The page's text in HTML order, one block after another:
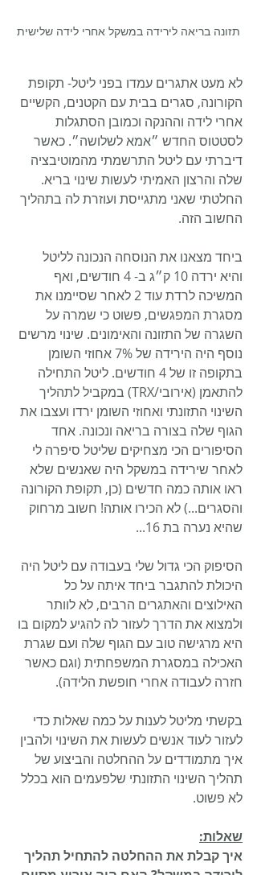
תזונה בריאה לירידה במשקל אחרי לידה שלישית
לא מעט אתגרים עמדו בפני ליטל- תקופת
הקורונה, סגרים בבית עם הקטנים, הקשיים
אחרי לידה וההנקה וכמובן הסתגלות
לסטטוס החדש ״אמא לשלושה״. כאשר
דיברתי עם ליטל התרשמתי מהמוטיבציה
שלה והרצון האמיתי לעשות שינוי בריא.
החלטתי שאני מתגייסת ועוזרת לה בתהליך
החשוב הזה.
ביחד מצאנו את הנוסחה הנכונה לליטל
והיא ירדה 10 ק״ג ב- 4 חודשים, ואף
המשיכה לרדת עוד 2 לאחר שסיימנו את
מסגרת המפגשים, פשוט כי שמרה על
השגרה של התזונה והאימונים. שינוי מרשים
נוסף היה הירידה של 7% אחוזי השומן
בתקופה זו של 4 חודשים. ליטל התחילה
להתאמן (אירובי/TRX) במקביל לתהליך
השינוי התזונתי ואחוזי השומן ירדו ועצבו את
הגוף שלה בצורה בריאה ונכונה. אחד
הסיפורים הכי מצחיקים שליטל סיפרה לי
לאחר שירידה במשקל היה שאנשים שלא
ראו אותה כמה חדשים (כן, תקופת הקורונה
והסגרים...) לא הכירו אותה! חשוב מרחוק
שהיא נערה בת 16...
הסיפוק הכי גדול שלי בעבודה עם ליטל היה
היכולת להתגבר ביחד איתה על כל
האילוצים והאתגרים הרבים, לא לוותר
ולמצוא את הדרך לעזור לה להגיע למקום בו
היא מרגישה טוב עם הגוף שלה ועם שגרת
האכילה במסגרת המשפחתית (וגם כאשר
חזרה לעבודה אחרי חופשת הלידה).
בקשתי מליטל לענות על כמה שאלות כדי
לעזור לעוד אנשים לעשות את השינוי ולהבין
איך מתמודדים על ההחלטה והביצוע של
תהליך השינוי התזונתי שלפעמים הוא בכלל
לא פשוט.
שאלות:
איך קבלת את ההחלטה להתחיל תהליך